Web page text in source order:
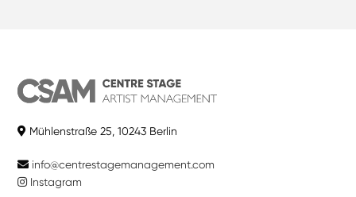
Mühlenstraße 25, 10243 Berlin
info@centrestagemanagement.com
Instagram